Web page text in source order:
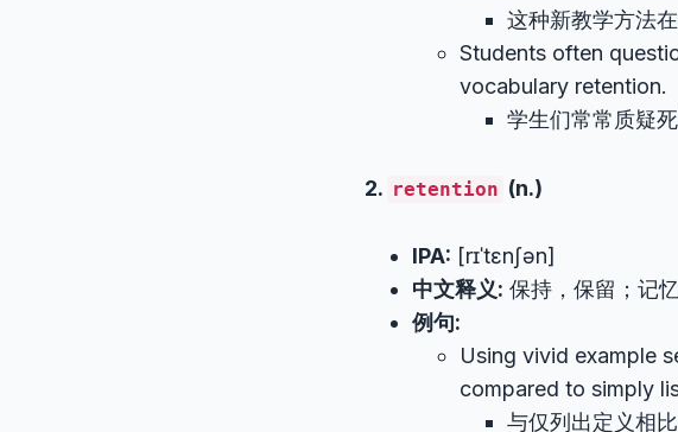
这种新教学方法
Students often
vocabulary retention.
学生们常常质疑
2. retention (n.)
IPA: [rɪˈtɛnʃən]
中文释义: 保持，保留；记
例句:
Using vivid example
compared to simply
与仅列出定义相